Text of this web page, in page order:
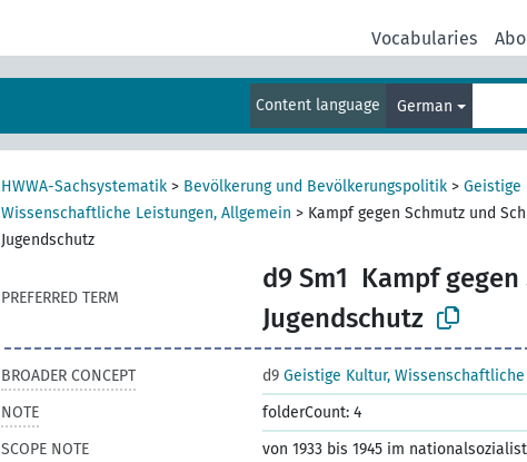
Vocabularies
Content language German
HWWA-Sachsystematik > Bevölkerung und Bevölkerungspolitik > Geistige
Wissenschaftliche Leistungen, Allgemein > Kampf gegen Schmutz und
Jugendschutz
PREFERRED TERM
d9 Sm1 Kampf
Jugendschutz
BROADER CONCEPT d9 Geistige Kultur,
NOTE
folderCount: 4
SCOPE NOTE
von 1933 bis 1945 im